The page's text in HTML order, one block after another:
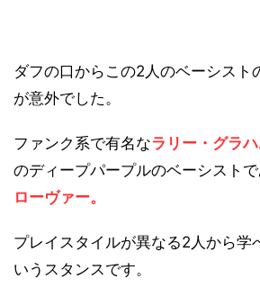
ダフの口からこの2人のベーシスト
が意外でした。
ファンク系で有名なラリー・グラ
のディープパープルのベーシスト
ローヴァー。
プレイスタイルが異なる2人から学
いうスタンスです。